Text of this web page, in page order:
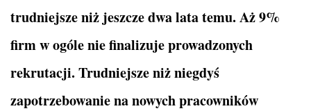
trudniejsze niż jeszcze dwa lata temu. Aż 9%
firm w ogóle nie finalizuje prowadzonych
rekrutacji. Trudniejsze niż niegdyś
zapotrzebowanie na nowych pracowników